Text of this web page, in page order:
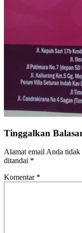
Tinggalkan
Alamat email Anda
ditandai *
Komentar *